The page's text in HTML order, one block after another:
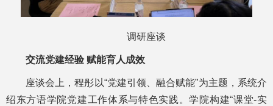
调研座谈
交流党建经验 赋能育人成效
座谈会上，程彤以“党建引领、融合赋能”为主题，系统介
绍东方语学院党建工作体系与特色实践。学院构建“课堂-实